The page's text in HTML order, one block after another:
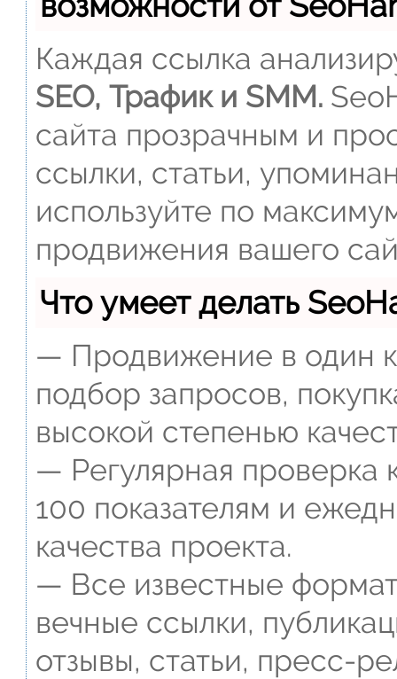
Каждая ссылка
SEO, Трафик и SMM.
сайта прозрачным и
ссылки, статьи,
используйте по
продвижения вашего
Что умеет делать
— Продвижение в один
подбор запросов,
высокой степенью
— Регулярная проверка
100 показателям и
качества проекта.
— Все известные
вечные ссылки,
отзывы, статьи, пресс-